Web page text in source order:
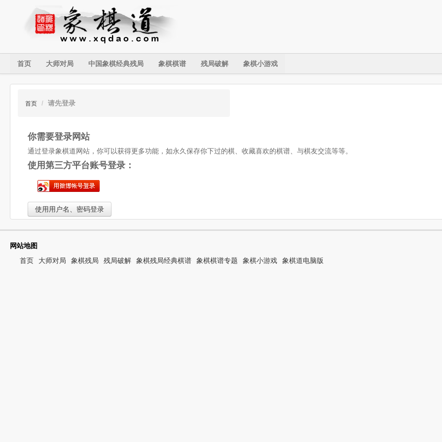
首页 大师对局 中国象棋经典残局 象棋棋谱 残局破解 象棋小游戏
首页 / 请先登录
你需要登录网站
通过登录象棋道网站，你可以获得更多功能，如永久保存你下过的棋、收藏喜欢的棋谱、与棋友交流等等。
使用第三方平台账号登录：
使用用户名、密码登录
网站地图
首页
大师对局 象棋残局 残局破解 象棋残局经典棋谱 象棋棋谱专题 象棋小游戏 象棋道电脑版